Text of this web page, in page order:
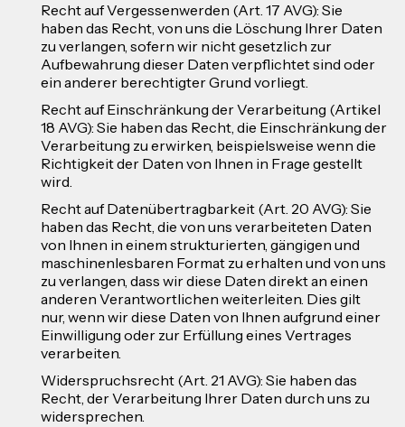
Recht auf Vergessenwerden (Art. 17 AVG): Sie
haben das Recht, von uns die Löschung Ihrer Daten
zu verlangen, sofern wir nicht gesetzlich zur
Aufbewahrung dieser Daten verpflichtet sind oder
ein anderer berechtigter Grund vorliegt.
Recht auf Einschränkung der Verarbeitung (Artikel
18 AVG): Sie haben das Recht, die Einschränkung der
Verarbeitung zu erwirken, beispielsweise wenn die
Richtigkeit der Daten von Ihnen in Frage gestellt
wird.
Recht auf Datenübertragbarkeit (Art. 20 AVG): Sie
haben das Recht, die von uns verarbeiteten Daten
von Ihnen in einem strukturierten, gängigen und
maschinenlesbaren Format zu erhalten und von uns
zu verlangen, dass wir diese Daten direkt an einen
anderen Verantwortlichen weiterleiten. Dies gilt
nur, wenn wir diese Daten von Ihnen aufgrund einer
Einwilligung oder zur Erfüllung eines Vertrages
verarbeiten.
Widerspruchsrecht (Art. 21 AVG): Sie haben das
Recht, der Verarbeitung Ihrer Daten durch uns zu
widersprechen.